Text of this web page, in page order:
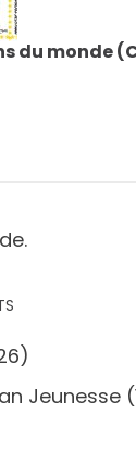
du monde
Jeunesse